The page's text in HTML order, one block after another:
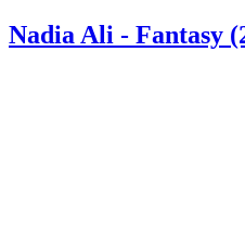
Nadia Ali - Fantasy